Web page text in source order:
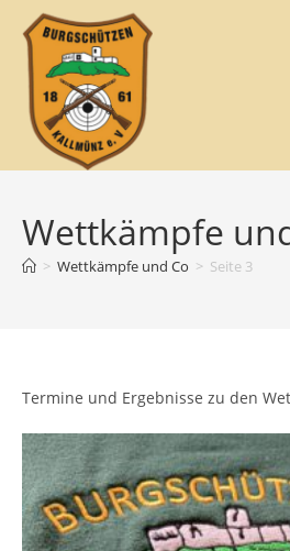
Wettkämpfe
> Wettkämpfe und Co > Seite 3
Termine und Ergebnisse zu den